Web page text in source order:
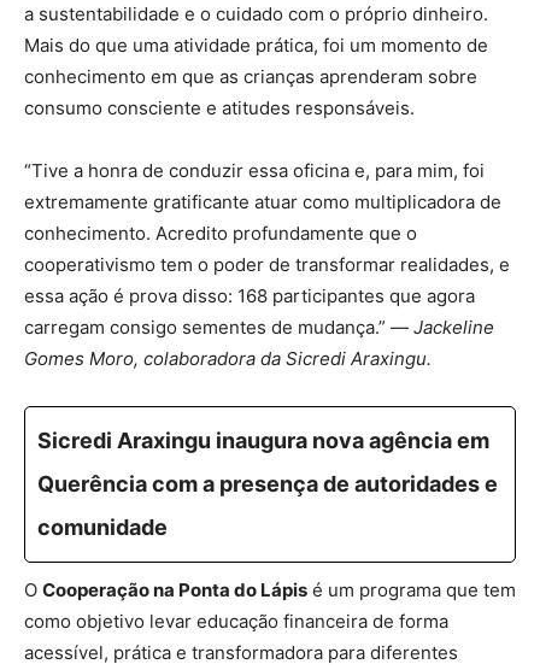
a sustentabilidade e o cuidado com o próprio dinheiro.
Mais do que uma atividade prática, foi um momento de
conhecimento em que as crianças aprenderam sobre
consumo consciente e atitudes responsáveis.
“Tive a honra de conduzir essa oficina e, para mim, foi
extremamente gratificante atuar como multiplicadora de
conhecimento. Acredito profundamente que o
cooperativismo tem o poder de transformar realidades, e
essa ação é prova disso: 168 participantes que agora
carregam consigo sementes de mudança.” — Jackeline
Gomes Moro, colaboradora da Sicredi Araxingu.
Sicredi Araxingu inaugura nova agência em
Querência com a presença de autoridades e
comunidade
O Cooperação na Ponta do Lápis é um programa que tem
como objetivo levar educação financeira de forma
acessível, prática e transformadora para diferentes